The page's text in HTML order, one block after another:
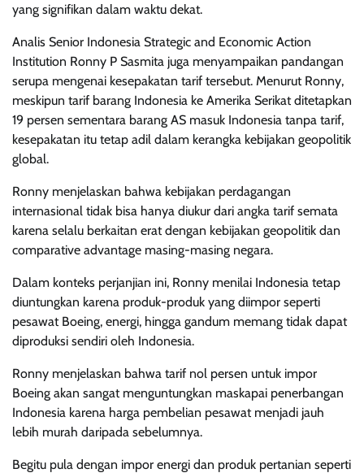
yang signifikan dalam waktu dekat.
Analis Senior Indonesia Strategic and Economic Action
Institution Ronny P Sasmita juga menyampaikan pandangan
serupa mengenai kesepakatan tarif tersebut. Menurut Ronny,
meskipun tarif barang Indonesia ke Amerika Serikat ditetapkan
19 persen sementara barang AS masuk Indonesia tanpa tarif,
kesepakatan itu tetap adil dalam kerangka kebijakan geopolitik
global.
Ronny menjelaskan bahwa kebijakan perdagangan
internasional tidak bisa hanya diukur dari angka tarif semata
karena selalu berkaitan erat dengan kebijakan geopolitik dan
comparative advantage masing-masing negara.
Dalam konteks perjanjian ini, Ronny menilai Indonesia tetap
diuntungkan karena produk-produk yang diimpor seperti
pesawat Boeing, energi, hingga gandum memang tidak dapat
diproduksi sendiri oleh Indonesia.
Ronny menjelaskan bahwa tarif nol persen untuk impor
Boeing akan sangat menguntungkan maskapai penerbangan
Indonesia karena harga pembelian pesawat menjadi jauh
lebih murah daripada sebelumnya.
Begitu pula dengan impor energi dan produk pertanian seperti